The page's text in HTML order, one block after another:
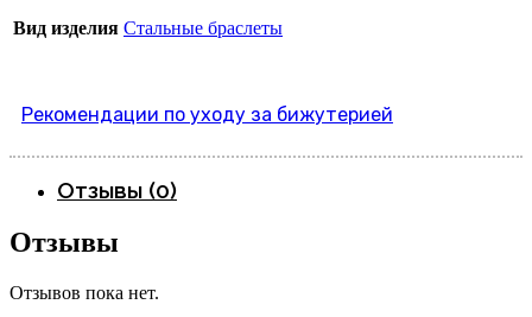
Вид изделия Стальные браслеты
Рекомендации по уходу за бижутерией
Отзывы (0)
Отзывы
Отзывов пока нет.